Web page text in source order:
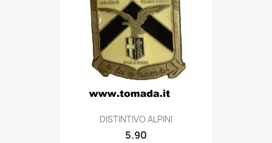
Quick view
DISTINTIVO ALPINI
5.90